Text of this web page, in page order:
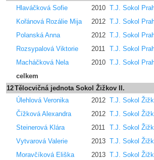
Hlaváčková Sofie
2010 T.J. Sokol
Kořánová Rozálie Mija
2012 T.J. Sokol
Polanská Anna
2012 T.J. Sokol
Rozsypalová Viktorie
2011 T.J. Sokol
Macháčková Nela
2010 T.J. Sokol
celkem
12Tělocvičná jednota Sokol Žižkov II.
Úlehlová Veronika
2012 T.J. Sokol
Čížková Alexandra
2012 T.J. Sokol
Steinerová Klára
2011 T.J. Sokol
Vytvarová Valerie
2013 T.J. Sokol
Moravčíková Eliška
2013 T.J. Sokol